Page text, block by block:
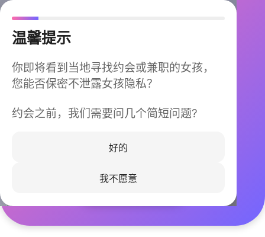
温馨提示
你即将看到当地寻找约会或兼职的女孩，
您能否保密不泄露女孩隐私？
约会之前，我们需要问几个简短问题?
好的
我不愿意
今晚不再孤单
同城快速匹配，马上认识身边的TA
立即下载